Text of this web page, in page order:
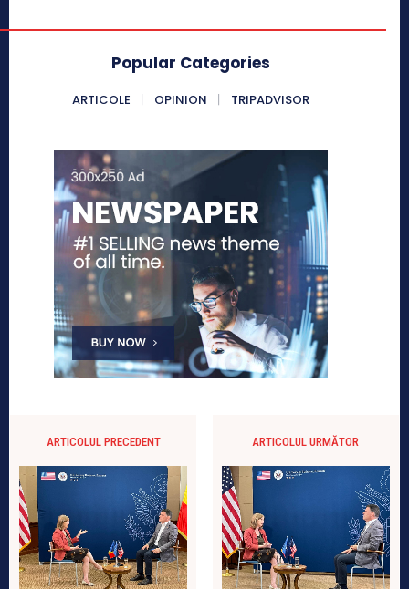
Popular Categories
ARTICOLE OPINION TRIPADVISOR
ARTICOLUL PRECEDENT ARTICOLUL URMĂTOR